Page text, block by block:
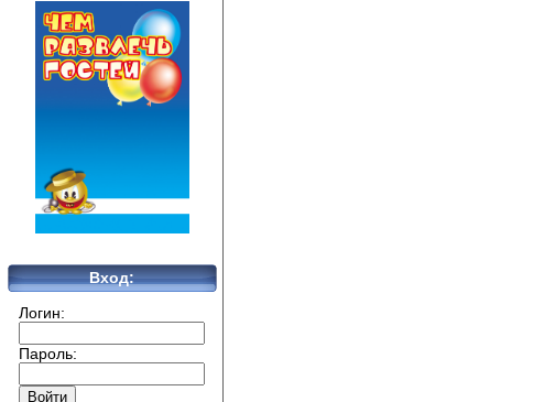
Вход:
Логин:
Пароль: